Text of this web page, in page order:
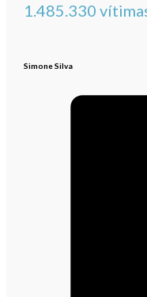
1.485.330
Simone Silva